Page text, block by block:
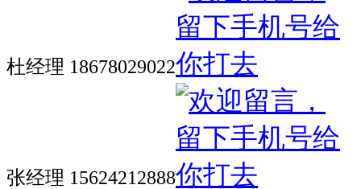
杜经理 18678029022
张经理 15624212888